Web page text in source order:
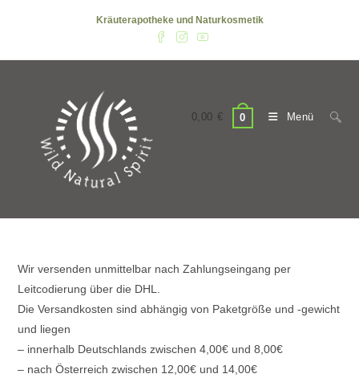
Kräuterapotheke und Naturkosmetik
0,00 € 0 Menü
Wir versenden unmittelbar nach Zahlungseingang per
Leitcodierung über die DHL.
Die Versandkosten sind abhängig von Paketgröße und -gewicht
und liegen
– innerhalb Deutschlands zwischen 4,00€ und 8,00€
– nach Österreich zwischen 12,00€ und 14,00€